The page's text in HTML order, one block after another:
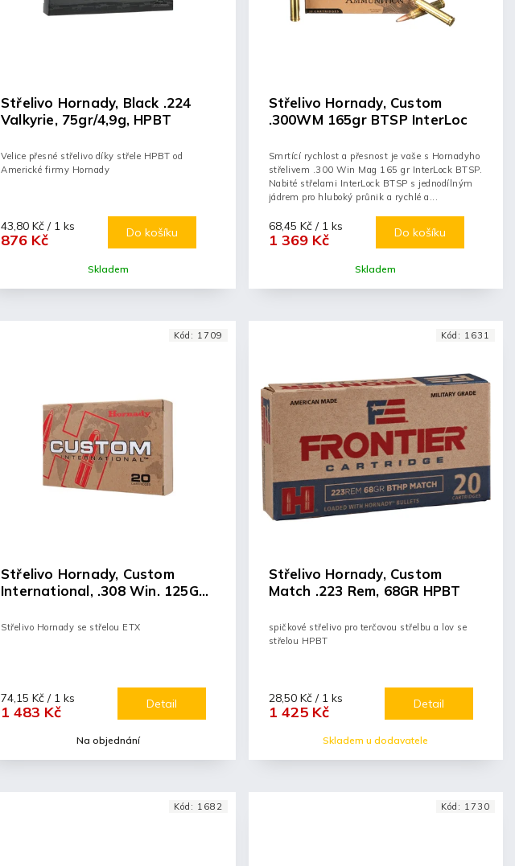
Střelivo Hornady, Black .224
Valkyrie, 75gr/4,9g, HPBT
Skladem
876 Kč
43,80 Kč / 1 ks Do košíku
Velice přesné střelivo díky střele HPBT od
Americké firmy Hornady
Střelivo Hornady, Custom
.300WM 165gr BTSP InterLoc
Skladem
1 369 Kč
68,45 Kč / 1 ks Do košíku
Smrtící rychlost a přesnost je vaše s Hornadyho
střelivem .300 Win Mag 165 gr InterLock BTSP.
Nabité střelami InterLock BTSP s jednodílným
jádrem pro hluboký průnik a rychlé a...
Střelivo Hornady, Custom
International, .308 Win. 125GR
Na objednání
1 483 Kč
74,15 Kč / 1 ks Detail
Střelivo Hornady se střelou ETX
Kód: 1709
Střelivo Hornady, Custom
Match .223 Rem, 68GR HPBT
Skladem u dodavatele
1 425 Kč
28,50 Kč / 1 ks Detail
spičkové střelivo pro terčovou střelbu a lov se
střelou HPBT
Kód: 1631
Kód: 1682 Kód: 1730